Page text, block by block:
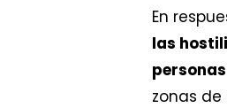
En
las
zonas de